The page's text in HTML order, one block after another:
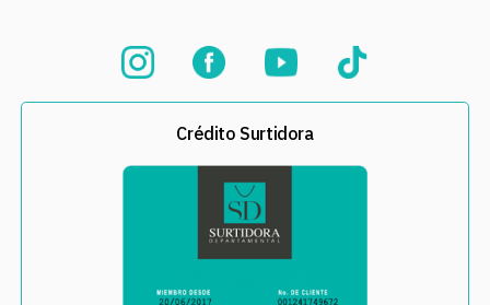
Crédito Surtidora